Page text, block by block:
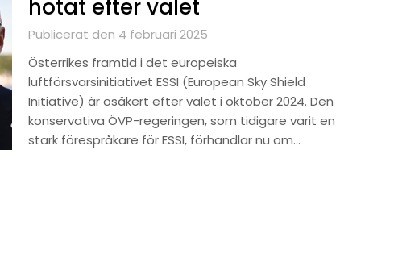
hotat efter valet
Publicerat den 4 februari 2025
Österrikes framtid i det europeiska
luftförsvarsinitiativet ESSI (European Sky Shield
Initiative) är osäkert efter valet i oktober 2024. Den
konservativa ÖVP-regeringen, som tidigare varit en
stark förespråkare för ESSI, förhandlar nu om…